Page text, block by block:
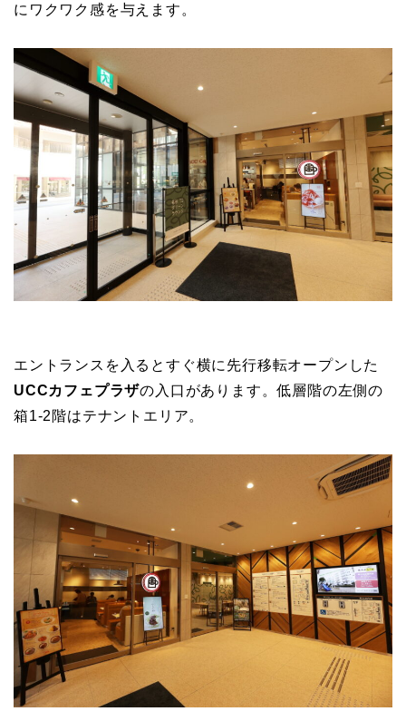
にワクワク感を与えます。
エントランスを入るとすぐ横に先行移転オープンした
UCCカフェプラザの入口があります。低層階の左側の
箱1-2階はテナントエリア。